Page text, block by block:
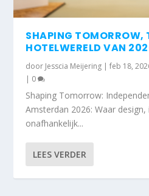
SHAPING TOMORROW,
HOTELWERELD VAN
door Jesscia Meijering |feb 18,
| 0
Shaping Tomorrow:
Amsterdan 2026: Waar
onafhankelijk...
LEES VERDER